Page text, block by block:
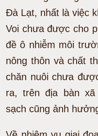
Đà Lạt, nhất là việc
Voi chưa được cho
đề ô nhiễm môi
nông thôn và chất
chăn nuôi chưa
ra, trên địa bàn
sạch cũng ảnh